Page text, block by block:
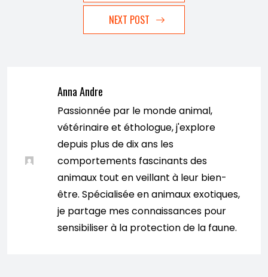
NEXT POST
Anna Andre
Passionnée par le monde animal,
vétérinaire et éthologue, j'explore
depuis plus de dix ans les
comportements fascinants des
animaux tout en veillant à leur bien-
être. Spécialisée en animaux exotiques,
je partage mes connaissances pour
sensibiliser à la protection de la faune.